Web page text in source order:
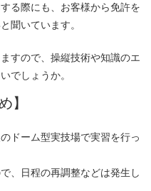
る際にも、お客様から免許を
聞いています。
すので、操縦技術や知識のエ
でしょうか。
】
ドーム型実技場で実習を行っ
、日程の再調整などは発生し